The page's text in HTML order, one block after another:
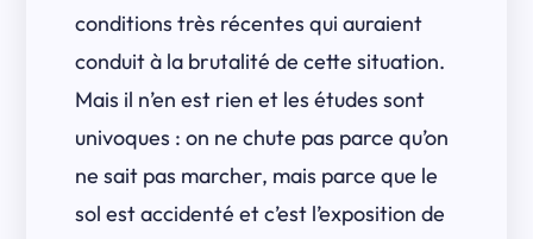
conditions très récentes qui auraient
conduit à la brutalité de cette situation.
Mais il n’en est rien et les études sont
univoques : on ne chute pas parce qu’on
ne sait pas marcher, mais parce que le
sol est accidenté et c’est l’exposition de